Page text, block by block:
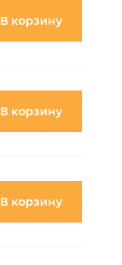
В корзину
В корзину
В корзину